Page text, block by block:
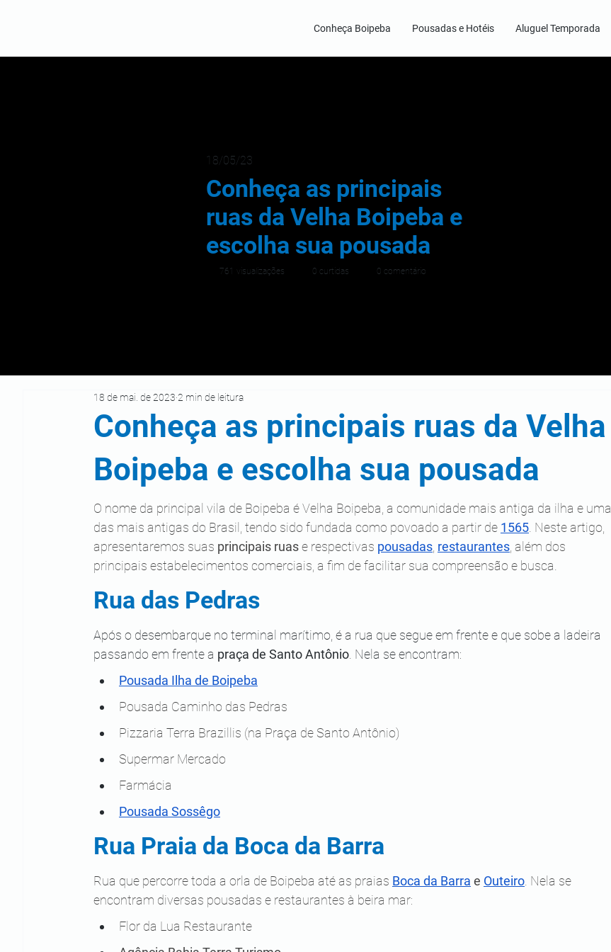
Conheça Boipeba Pousadas e Hotéis Aluguel Temporada
761 visualizações 0 curtidas 0 comentário
Conheça as principais
ruas da Velha Boipeba e
escolha sua pousada
18/05/23
Conheça as principais ruas da Velha
Boipeba e escolha sua pousada
18 de mai. de 2023 2 min de leitura
O nome da principal vila de Boipeba é Velha Boipeba, a comunidade mais antiga da ilha e uma
das mais antigas do Brasil, tendo sido fundada como povoado a partir de 1565. Neste artigo,
apresentaremos suas principais ruas e respectivas pousadas, restaurantes, além dos
principais estabelecimentos comerciais, a fim de facilitar sua compreensão e busca.
Rua das Pedras
Após o desembarque no terminal marítimo, é a rua que segue em frente e que sobe a ladeira
passando em frente a praça de Santo Antônio. Nela se encontram:
Pousada Ilha de Boipeba
Pousada Caminho das Pedras
Pizzaria Terra Brazillis (na Praça de Santo Antônio)
Supermar Mercado
Farmácia
Pousada Sossêgo
Rua Praia da Boca da Barra
Rua que percorre toda a orla de Boipeba até as praias Boca da Barra e Outeiro. Nela se
encontram diversas pousadas e restaurantes à beira mar:
Flor da Lua Restaurante